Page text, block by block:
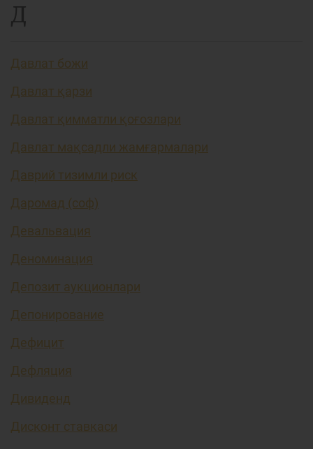
Д
Давлат божи
Давлат қарзи
Давлат қимматли қоғозлари
Давлат мақсадли жамғармалари
Даврий тизимли риск
Даромад (соф)
Девальвация
Деноминация
Депозит аукционлари
Депонирование
Дефицит
Дефляция
Дивиденд
Дисконт ставкаси